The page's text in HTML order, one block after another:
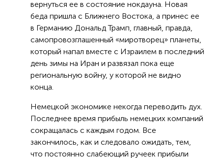
вернуться ее в состояние нокдауна. Новая
беда пришла с Ближнего Востока, а принес ее
в Германию Дональд Трамп, главный, правда,
самопровозглашенный «миротворец» планеты,
который напал вместе с Израилем в последний
день зимы на Иран и развязал пока еще
региональную войну, у которой не видно
конца.
Немецкой экономике некогда переводить дух.
Последнее время прибыль немецких компаний
сокращалась с каждым годом. Все
закончилось, как и следовало ожидать, тем,
что постоянно слабеющий ручеек прибыли